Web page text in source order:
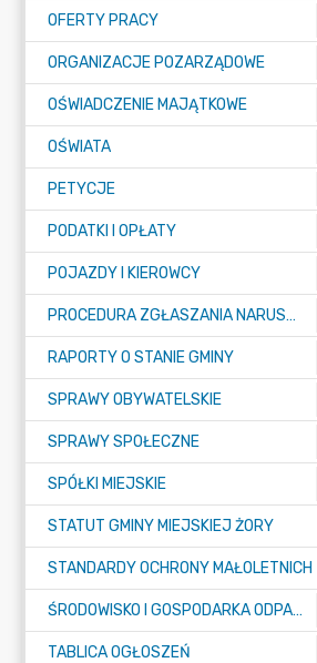
OFERTY PRACY
ORGANIZACJE POZARZĄDOWE
OŚWIADCZENIE MAJĄTKOWE
OŚWIATA
PETYCJE
PODATKI I OPŁATY
POJAZDY I KIEROWCY
PROCEDURA ZGŁASZANIA NARUSZEŃ PRAWA
RAPORTY O STANIE GMINY
SPRAWY OBYWATELSKIE
SPRAWY SPOŁECZNE
SPÓŁKI MIEJSKIE
STATUT GMINY MIEJSKIEJ ŻORY
STANDARDY OCHRONY MAŁOLETNICH
ŚRODOWISKO I GOSPODARKA ODPADAMI
TABLICA OGŁOSZEŃ